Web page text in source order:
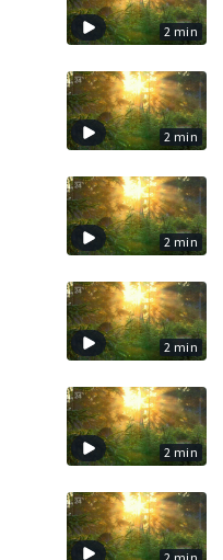
2 min
2 min
2 min
2 min
2 min
2 min